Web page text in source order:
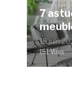
7
18 juin
151 Vues